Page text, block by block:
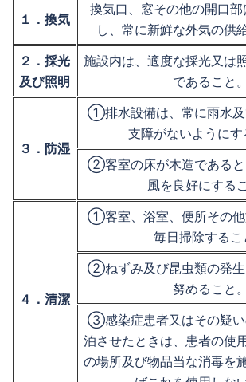
１．換気
換気口、窓その他の開口
し、常に新鮮な外気の供
２．採光
及び照明
施設内は、適度な採光又は
であること。
３．防湿
①排水設備は、常に雨水及
支障がないようにす
②客室の床が木造であると
風を良好にするこ
４．清潔
①客室、浴室、便所その他
毎日掃除するこ
②ねずみ及び昆虫類の発生
努めること。
③感染症患者又はその疑い
泊させたときは、患者の使
の場所及び物品当な消毒を